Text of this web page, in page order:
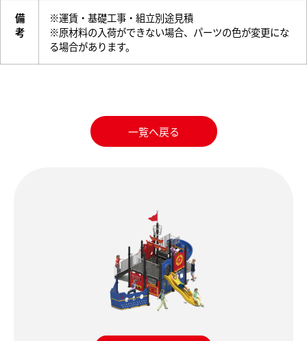
備
考
※運賃・基礎工事・組立別途見積
※原材料の入荷ができない場合、パーツの色が変更にな
る場合があります。
一覧へ戻る